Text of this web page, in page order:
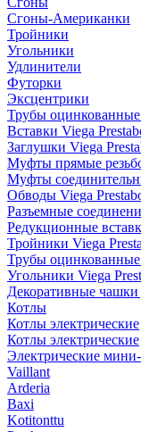
Сгоны-Американки
Тройники
Угольники
Удлинители
Футорки
Эксцентрики
Трубы
Вставки Viega
Заглушки Viega
Муфты прямые
Муфты
Обводы Viega
Разъемные
Редукционные
Тройники Viega
Трубы оцинкованные
Угольники Viega
Декоративные чашки
Котлы
Котлы электрические
Котлы электрические
Электрические
Vaillant
Arderia
Baxi
Kotitonttu